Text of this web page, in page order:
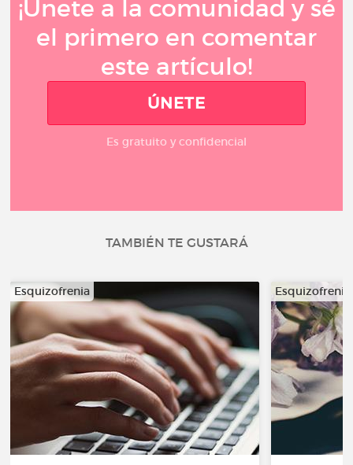
¡Únete a la comunidad y sé
el primero en comentar
este artículo!
ÚNETE
Es gratuito y confidencial
TAMBIÉN TE GUSTARÁ
Esquizofrenia Esquizofrenia